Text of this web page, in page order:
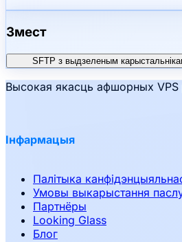
Змест
SFTP з выдзеленым
Высокая якасць афшорных VPS
Інфармацыя
Палітыка
Умовы выкарыстання
Партнёры
Looking Glass
Блог